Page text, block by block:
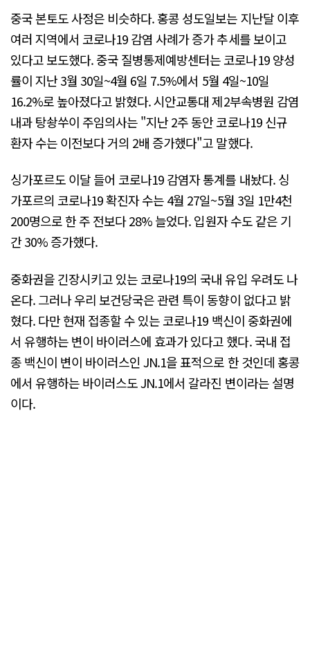
중국 본토도 사정은 비슷하다. 홍콩 성도일보는 지난달 이후
여러 지역에서 코로나19 감염 사례가 증가 추세를 보이고
있다고 보도했다. 중국 질병통제예방센터는 코로나19 양성
률이 지난 3월 30일~4월 6일 7.5%에서 5월 4일~10일
16.2%로 높아졌다고 밝혔다. 시안교통대 제2부속병원 감염
내과 탕솽쑤이 주임의사는 "지난 2주 동안 코로나19 신규
환자 수는 이전보다 거의 2배 증가했다"고 말했다.
싱가포르도 이달 들어 코로나19 감염자 통계를 내놨다. 싱
가포르의 코로나19 확진자 수는 4월 27일~5월 3일 1만4천
200명으로 한 주 전보다 28% 늘었다. 입원자 수도 같은 기
간 30% 증가했다.
중화권을 긴장시키고 있는 코로나19의 국내 유입 우려도 나
온다. 그러나 우리 보건당국은 관련 특이 동향이 없다고 밝
혔다. 다만 현재 접종할 수 있는 코로나19 백신이 중화권에
서 유행하는 변이 바이러스에 효과가 있다고 했다. 국내 접
종 백신이 변이 바이러스인 JN.1을 표적으로 한 것인데 홍콩
에서 유행하는 바이러스도 JN.1에서 갈라진 변이라는 설명
이다.